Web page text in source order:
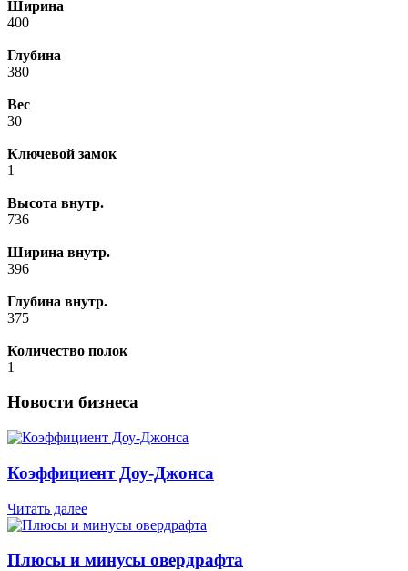
Ширина
400
Глубина
380
Вес
30
Ключевой замок
1
Высота внутр.
736
Ширина внутр.
396
Глубина внутр.
375
Количество полок
1
Новости бизнеса
Коэффициент Доу-Джонса
Читать далее
Плюсы и минусы овердрафта